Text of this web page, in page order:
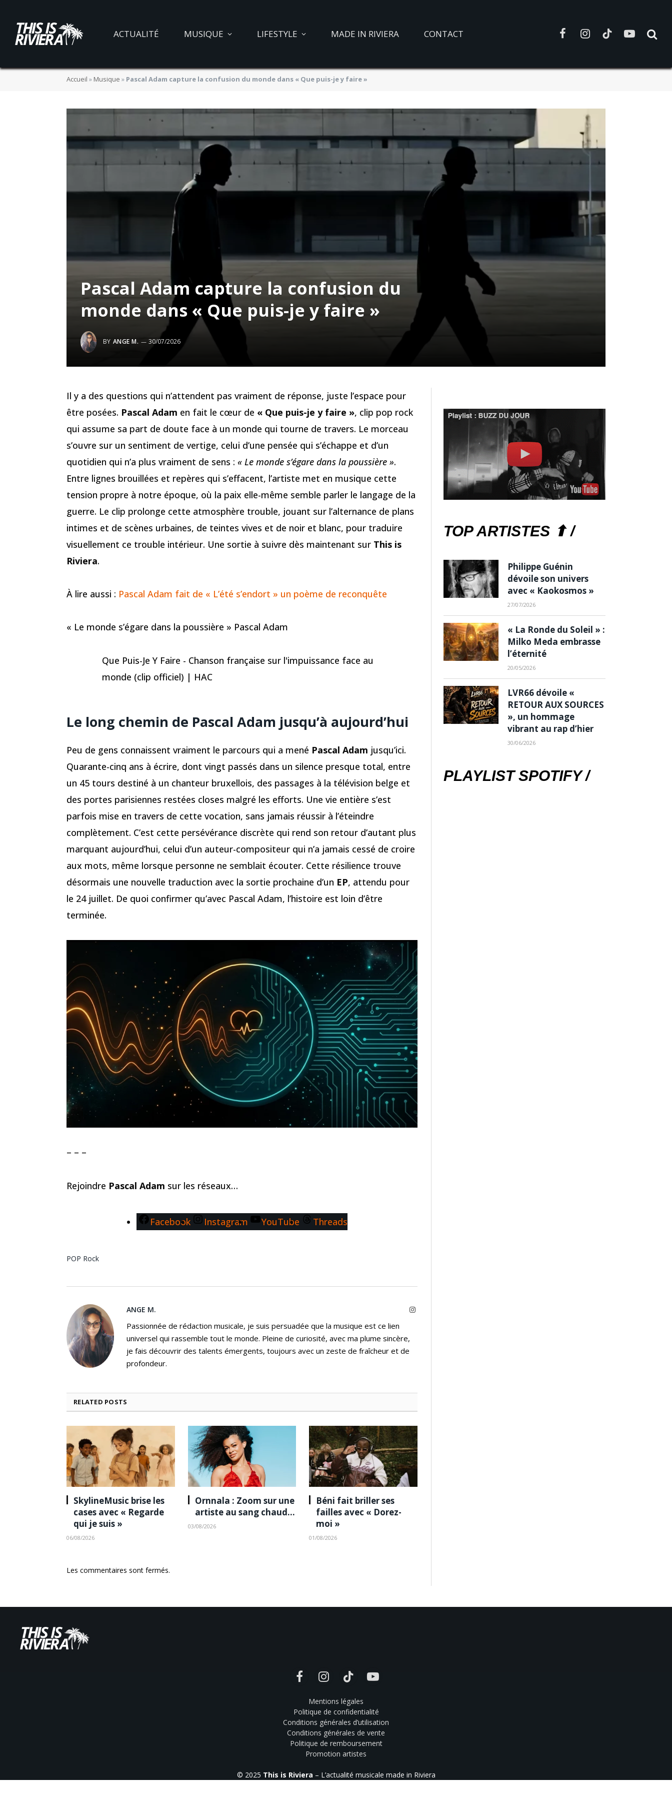
ACTUALITÉ MUSIQUE LIFESTYLE MADE IN RIVIERA CONTACT FacebookInstagramTikTokYouTube
Accueil » Musique » Pascal Adam capture la confusion du monde dans « Que puis-je y faire »
Pascal Adam capture la confusion du
monde dans « Que puis-je y faire »
BY ANGE M. 30/07/2026
Il y a des questions qui n’attendent pas vraiment de réponse, juste l’espace pour
être posées. Pascal Adam en fait le cœur de « Que puis-je y faire », clip pop rock
qui assume sa part de doute face à un monde qui tourne de travers. Le morceau
s’ouvre sur un sentiment de vertige, celui d’une pensée qui s’échappe et d’un
quotidien qui n’a plus vraiment de sens : « Le monde s’égare dans la poussière ».
Entre lignes brouillées et repères qui s’effacent, l’artiste met en musique cette
tension propre à notre époque, où la paix elle-même semble parler le langage de la
guerre. Le clip prolonge cette atmosphère trouble, jouant sur l’alternance de plans
intimes et de scènes urbaines, de teintes vives et de noir et blanc, pour traduire
visuellement ce trouble intérieur. Une sortie à suivre dès maintenant sur This is
Riviera.
À lire aussi : Pascal Adam fait de « L’été s’endort » un poème de reconquête
« Le monde s’égare dans la poussière » Pascal Adam
Que Puis-Je Y Faire - Chanson française sur l'impuissance face au
monde (clip officiel) | HAC
Le long chemin de Pascal Adam jusqu’à aujourd’hui
Peu de gens connaissent vraiment le parcours qui a mené Pascal Adam jusqu’ici.
Quarante-cinq ans à écrire, dont vingt passés dans un silence presque total, entre
un 45 tours destiné à un chanteur bruxellois, des passages à la télévision belge et
des portes parisiennes restées closes malgré les efforts. Une vie entière s’est
parfois mise en travers de cette vocation, sans jamais réussir à l’éteindre
complètement. C’est cette persévérance discrète qui rend son retour d’autant plus
marquant aujourd’hui, celui d’un auteur-compositeur qui n’a jamais cessé de croire
aux mots, même lorsque personne ne semblait écouter. Cette résilience trouve
désormais une nouvelle traduction avec la sortie prochaine d’un EP, attendu pour
le 24 juillet. De quoi confirmer qu’avec Pascal Adam, l’histoire est loin d’être
terminée.
– – –
Rejoindre Pascal Adam sur les réseaux…
Facebook Instagram YouTube Threads
POP Rock
ANGE M. Instagram
Passionnée de rédaction musicale, je suis persuadée que la musique est ce lien
universel qui rassemble tout le monde. Pleine de curiosité, avec ma plume sincère,
je fais découvrir des talents émergents, toujours avec un zeste de fraîcheur et de
profondeur.
RELATED POSTS
SkylineMusic brise les
cases avec « Regarde
qui je suis »
06/08/2026
Ornnala : Zoom sur une
artiste au sang chaud…
03/08/2026
Béni fait briller ses
failles avec « Dorez-
moi »
01/08/2026
Les commentaires sont fermés.
TOP ARTISTES ⬆ /
Philippe Guénin
dévoile son univers
avec « Kaokosmos »
27/07/2026
« La Ronde du Soleil » :
Milko Meda embrasse
l’éternité
20/05/2026
LVR66 dévoile «
RETOUR AUX SOURCES
», un hommage
vibrant au rap d’hier
30/06/2026
PLAYLIST SPOTIFY /
FacebookInstagramTikTok YouTube
Mentions légales
Politique de confidentialité
Conditions générales d’utilisation
Conditions générales de vente
Politique de remboursement
Promotion artistes
© 2025 This is Riviera – L’actualité musicale made in Riviera